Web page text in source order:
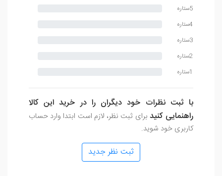
5ستاره
4ستاره
3ستاره
2ستاره
1ستاره
با ثبت نظرات خود دیگران را در خرید این کالا
راهنمایی کنید برای ثبت نظر، لازم است ابتدا وارد حساب
کاربری خود شوید.
ثبت نظر جدید